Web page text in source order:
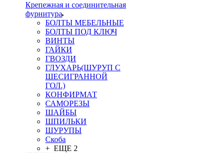
Крепежная и соединительная
фурнитура
БОЛТЫ МЕБЕЛЬНЫЕ
БОЛТЫ ПОД КЛЮЧ
ВИНТЫ
ГАЙКИ
ГВОЗДИ
ГЛУХАРЬ(ШУРУП С
ШЕСИГРАННОЙ
ГОЛ.)
КОНФИРМАТ
САМОРЕЗЫ
ШАЙБЫ
ШПИЛЬКИ
ШУРУПЫ
Скоба
+ ЕЩЕ 2